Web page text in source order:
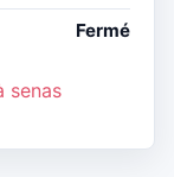
Fermé
senas